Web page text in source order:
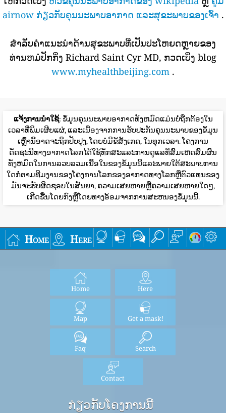
airnow ກ່ຽວກັບຄຸນນະພາບອາກາດ ແລະສຸຂະພາບຂອງເຈົ້າ .
ສໍາລັບຄໍາແນະນໍາດ້ານສຸຂະພາບທີ່ເປັນປະໂຫຍດຫຼາຍຂອງ
ທ່ານຫມໍປັກກິ່ງ Richard Saint Cyr MD, ກວດເບິ່ງ blog
www.myhealthbeijing.com .
ແຈ້ງການນໍາໃຊ້: ຂໍ້ມູນຄຸນນະພາບອາກາດທັງຫມົດແມ່ນບໍ່ຖືກຕ້ອງໃນ
ເວລາທີ່ພິມເຜີຍແຜ່, ແລະເນື່ອງຈາກການຮັບປະກັນຄຸນນະພາບຂອງຂໍ້ມູນ
ເຫຼົ່ານີ້ອາດຈະຖືກປັບປຸງ, ໂດຍບໍ່ມີຂໍ້ສັງເກດ, ໃນທຸກເວລາ. ໂຄງການ
ດັດຊະນີທາງອາກາດໂລກໄດ້ໃຊ້ທັກສະແລະການດູແລທີ່ສົມເຫດສົມຜົນ
ທັງຫມົດໃນການລວບລວມເນື້ອໃນຂອງຂໍ້ມູນນີ້ແລະພາຍໃຕ້ສະພາບການ
ໃດກໍ່ຕາມທີມງານຂອງໂຄງການໂລກຂອງອາກາດທາງໂລກຫຼືຕົວແທນຂອງ
ມັນຈະຮັບຜິດຊອບໃນສັນຍາ, ຄວາມເສຍຫາຍຫຼືຄວາມເສຍຫາຍໃດໆ,
ເກີດຂື້ນໂດຍກົງຫຼືໂດຍທາງອ້ອມຈາກການສະຫນອງຂໍ້ມູນນີ້.
Home Here
Home Here
Map Get a mask!
Faq Search
Contact
ກ່ຽວກັບໂຄງການນີ້